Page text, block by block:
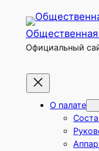
Перейти
содержимому
Официальный
О палате